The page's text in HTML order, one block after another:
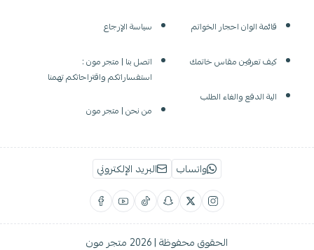
قائمة الوان احجار الخواتم
كيف تعرفين مقاس خاتمك
الية الدفع والغاء الطلب
سياسة الإرجاع
اتصل بنا | متجر مون :
استفساراتكم واقتراحاتكم تهمنا
من نحن | متجر مون
واتساب البريد الإلكتروني
الحقوق محفوظة | 2026 متجر مون